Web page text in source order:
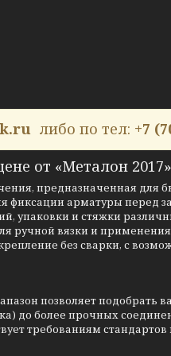
либо по тел: +7
от «Металон
предназначенная для
фиксации арматуры перед
упаковки и стяжки
ручной вязки и
без сварки, с
позволяет подобрать
до более прочных
требованиям